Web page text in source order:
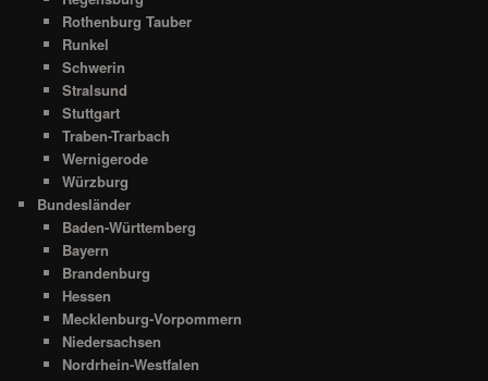
Rothenburg Tauber
Runkel
Schwerin
Stralsund
Stuttgart
Traben-Trarbach
Wernigerode
Würzburg
Bundesländer
Baden-Württemberg
Bayern
Brandenburg
Hessen
Mecklenburg-Vorpommern
Niedersachsen
Nordrhein-Westfalen